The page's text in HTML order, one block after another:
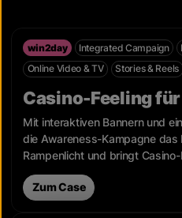
win2day Integrated Campaign
Online Video & TV
Stories & Reels
Casino-Feeling
Mit interaktiven Bannern und
die Awareness-Kampagne
Rampenlicht und bringt
Zum Case